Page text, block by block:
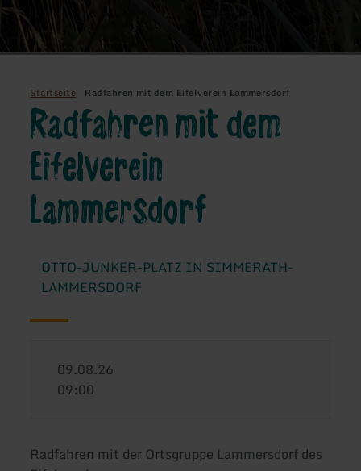
Startseite Radfahren mit dem Eifelverein Lammersdorf
Radfahren mit dem
Eifelverein
Lammersdorf
OTTO-JUNKER-PLATZ IN SIMMERATH-
LAMMERSDORF
09.08.26
09:00
Radfahren mit der Ortsgruppe Lammersdorf des